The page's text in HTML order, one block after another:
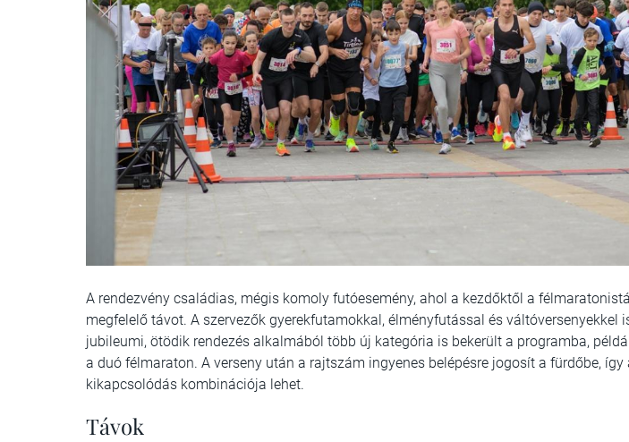
A rendezvény családias, mégis komoly futóesemény, ahol a kezdőktől a
megfelelő távot. A szervezők gyerekfutamokkal, élményfutással és váltóversenyekkel
jubileumi, ötödik rendezés alkalmából több új kategória is bekerült a programba,
a duó félmaraton. A verseny után a rajtszám ingyenes belépésre jogosít a fürdőbe, így
kikapcsolódás kombinációja lehet.
Távok